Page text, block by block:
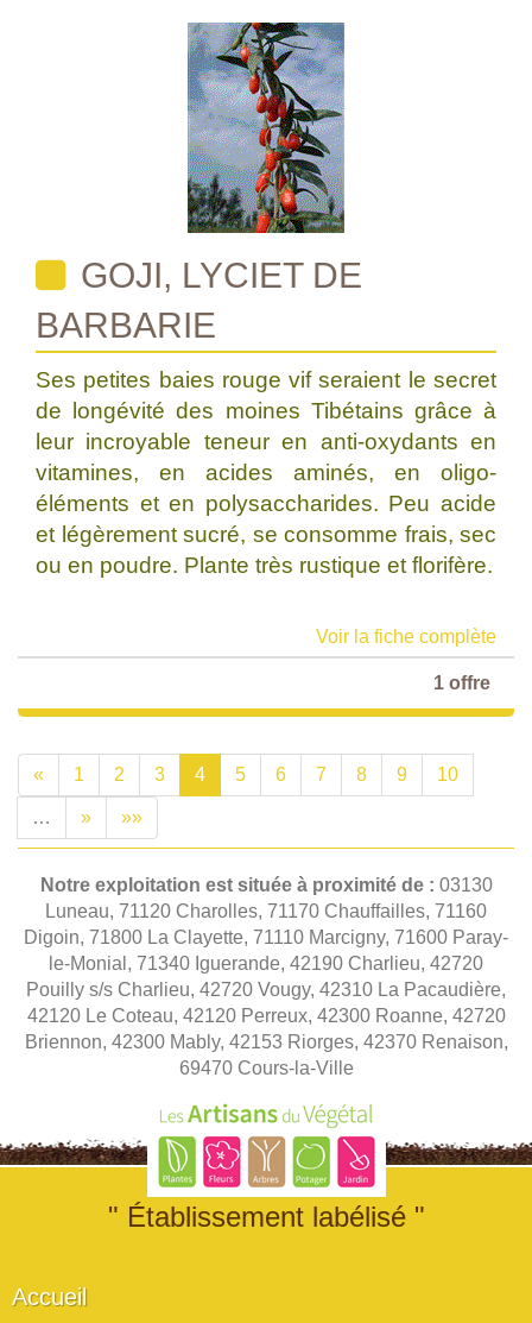
GOJI, LYCIET DE
BARBARIE
Ses petites baies rouge vif seraient le secret
de longévité des moines Tibétains grâce à
leur incroyable teneur en anti-oxydants en
vitamines, en acides aminés, en oligo-
éléments et en polysaccharides. Peu acide
et légèrement sucré, se consomme frais, sec
ou en poudre. Plante très rustique et florifère.
Voir la fiche complète
1 offre
« 1 2 3 4 5 6 7 8 9 10
… » »»
Notre exploitation est située à proximité de : 03130
Luneau, 71120 Charolles, 71170 Chauffailles, 71160
Digoin, 71800 La Clayette, 71110 Marcigny, 71600 Paray-
le-Monial, 71340 Iguerande, 42190 Charlieu, 42720
Pouilly s/s Charlieu, 42720 Vougy, 42310 La Pacaudière,
42120 Le Coteau, 42120 Perreux, 42300 Roanne, 42720
Briennon, 42300 Mably, 42153 Riorges, 42370 Renaison,
69470 Cours-la-Ville
" Établissement labélisé "
Accueil